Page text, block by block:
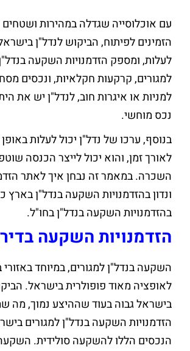
עם אוכלוסייה שגדלה במהירות ושטחים
הזמינים לפיתוח, הביקוש לנדל"ן
לעלות, ומספק הזדמנויות השקעה
למגורים, קרקעות חקלאיות, ונכסים
למניות או איגרות חוב, לנדל"ן יש את
נכס מוחשי.
בנוסף, ערכו של נדל"ן יכול לעלות
לאורך זמן, והוא יכול לייצר הכנסה
השכרה. במאמר זה נבחן איך לאתר
ונדון בהזדמנויות השקעה בנדל"ן בארץ
בהזדמנויות השקעה בנדל"ן בחו"ל.
הזדמנויות השקעה
השקעה בנדל"ן למגורים, במיוחד
לאופציה מאוד פופולרית בישראל.
בישראל גבוה בעוד שההיצע נמוך, מה
הזדמנויות השקעה בנדל"ן למגורים
הנכסים הללו להשקעה סולידית.